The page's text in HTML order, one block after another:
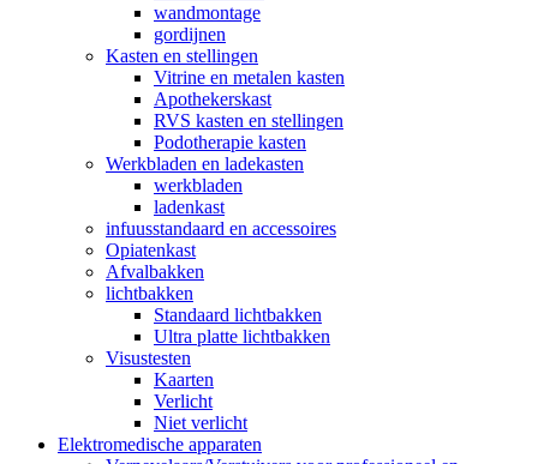
wandmontage
gordijnen
Kasten en stellingen
Vitrine en metalen kasten
Apothekerskast
RVS kasten en stellingen
Podotherapie kasten
Werkbladen en ladekasten
werkbladen
ladenkast
infuusstandaard en accessoires
Opiatenkast
Afvalbakken
lichtbakken
Standaard lichtbakken
Ultra platte lichtbakken
Visustesten
Kaarten
Verlicht
Niet verlicht
Elektromedische apparaten